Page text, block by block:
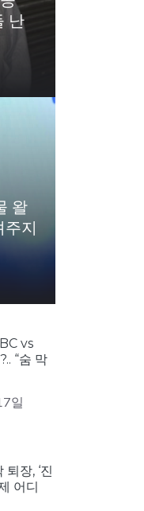
난
왈
주지
vs
“숨 막
일
퇴장, ‘진
어디